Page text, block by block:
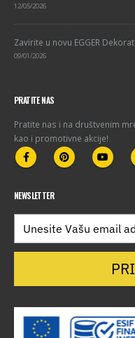
12/05/2026
Zavirite u novu EGGER
09/01/2026
PRATITE NAS
Pratite nas i na društvenim
kao i promotivne akcije!
NEWSLETTER